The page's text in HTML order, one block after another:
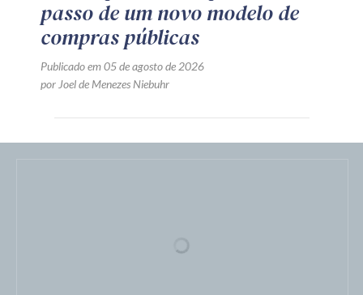
passo de um novo modelo de
compras públicas
Publicado em 05 de agosto de 2026
por Joel de Menezes Niebuhr